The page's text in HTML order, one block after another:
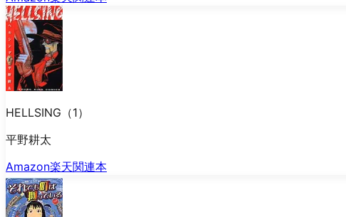
HELLSING（1）
平野耕太
Amazon楽天関連本